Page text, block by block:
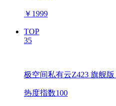
￥ 1999
TOP
35
极空间私有云Z423 旗舰
热度指数100